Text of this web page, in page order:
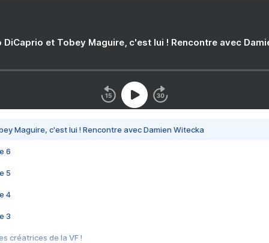
DiCaprio et Tobey Maguire, c'est lui ! Rencontre avec
Maguire, c'est lui ! Rencontre avec Damien Witecka
6
5
4
3
créatrices de la VF !